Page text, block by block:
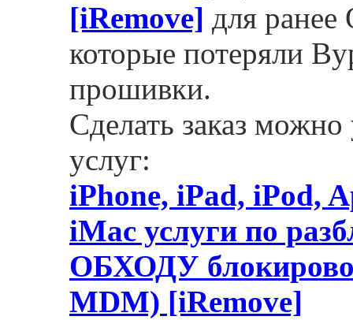
[iRemove] для
которые потеряли
прошивки.
Сделать заказ
услуг:
iPhone, iPad, iPod,
iMac услуги по
ОБХОДУ
MDM) [iRemove]